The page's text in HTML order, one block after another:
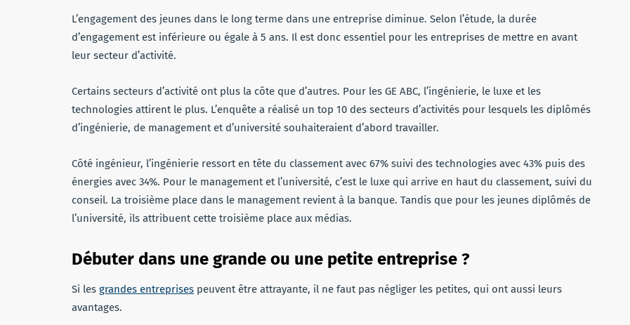
L’engagement des jeunes dans le long terme dans une entreprise diminue. Selon l’étude, la durée
d’engagement est inférieure ou égale à 5 ans. Il est donc essentiel pour les entreprises de mettre en avant
leur secteur d’activité.
Certains secteurs d’activité ont plus la côte que d’autres. Pour les GE ABC, l’ingénierie, le luxe et les
technologies attirent le plus. L’enquête a réalisé un top 10 des secteurs d’activités pour lesquels les diplômés
d’ingénierie, de management et d’université souhaiteraient d’abord travailler.
Côté ingénieur, l’ingénierie ressort en tête du classement avec 67% suivi des technologies avec 43% puis des
énergies avec 34%. Pour le management et l’université, c’est le luxe qui arrive en haut du classement, suivi du
conseil. La troisième place dans le management revient à la banque. Tandis que pour les jeunes diplômés de
l’université, ils attribuent cette troisième place aux médias.
Débuter dans une grande ou une petite entreprise ?
Si les grandes entreprises peuvent être attrayante, il ne faut pas négliger les petites, qui ont aussi leurs
avantages.